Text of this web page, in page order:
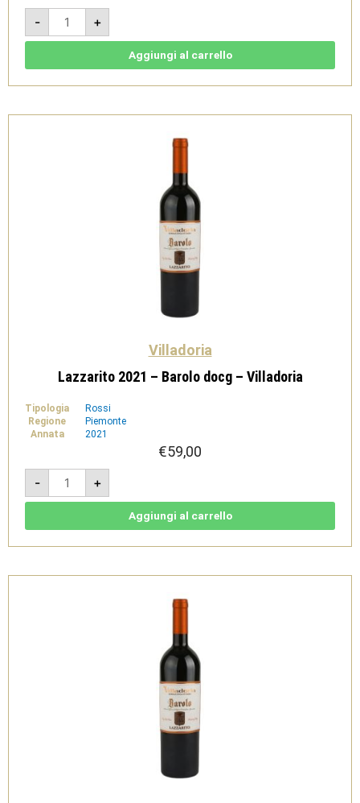
-
Serralunga
d'Alba
2021
-
Villadoria
+
Aggiungi al carrello
Villadoria
Lazzarito 2021 – Barolo docg – Villadoria
Tipologia
Rossi
Regione
Piemonte
Annata
2021
€59,00
-
Lazzarito
2021
-
Barolo
quantità
+
Aggiungi al carrello